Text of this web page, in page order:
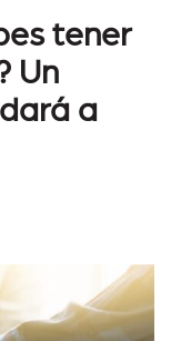
tener
Un
a